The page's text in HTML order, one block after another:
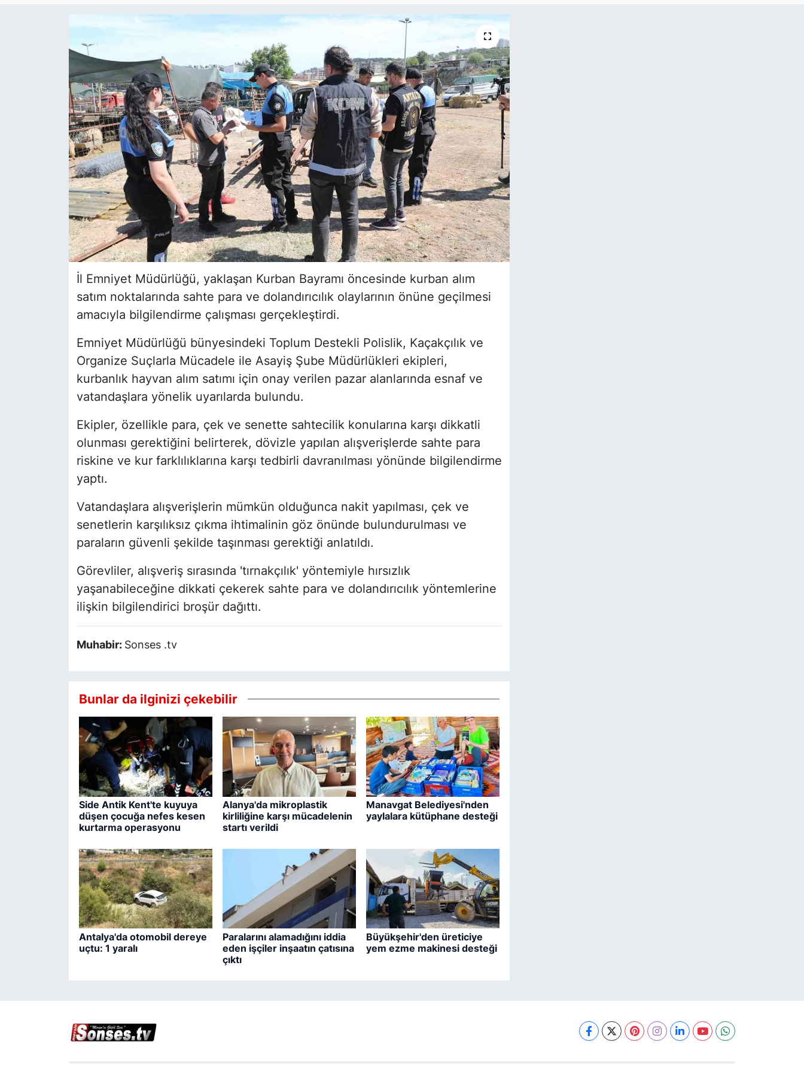
İl Emniyet Müdürlüğü, yaklaşan Kurban Bayramı öncesinde kurban alım
satım noktalarında sahte para ve dolandırıcılık olaylarının önüne geçilmesi
amacıyla bilgilendirme çalışması gerçekleştirdi.
Emniyet Müdürlüğü bünyesindeki Toplum Destekli Polislik, Kaçakçılık ve
Organize Suçlarla Mücadele ile Asayiş Şube Müdürlükleri ekipleri,
kurbanlık hayvan alım satımı için onay verilen pazar alanlarında esnaf ve
vatandaşlara yönelik uyarılarda bulundu.
Ekipler, özellikle para, çek ve senette sahtecilik konularına karşı dikkatli
olunması gerektiğini belirterek, dövizle yapılan alışverişlerde sahte para
riskine ve kur farklılıklarına karşı tedbirli davranılması yönünde bilgilendirme
yaptı.
Vatandaşlara alışverişlerin mümkün olduğunca nakit yapılması, çek ve
senetlerin karşılıksız çıkma ihtimalinin göz önünde bulundurulması ve
paraların güvenli şekilde taşınması gerektiği anlatıldı.
Görevliler, alışveriş sırasında 'tırnakçılık' yöntemiyle hırsızlık
yaşanabileceğine dikkati çekerek sahte para ve dolandırıcılık yöntemlerine
ilişkin bilgilendirici broşür dağıttı.
Muhabir: Sonses .tv
Bunlar da ilginizi çekebilir
Side Antik Kent'te kuyuya
düşen çocuğa nefes kesen
kurtarma operasyonu
Alanya'da mikroplastik
kirliliğine karşı mücadelenin
startı verildi
Manavgat Belediyesi'nden
yaylalara kütüphane desteği
Antalya'da otomobil dereye
uçtu: 1 yaralı
Paralarını alamadığını iddia
eden işçiler inşaatın çatısına
çıktı
Büyükşehir'den üreticiye
yem ezme makinesi desteği
YEREL HABER
Haberde insan
Tanıtım